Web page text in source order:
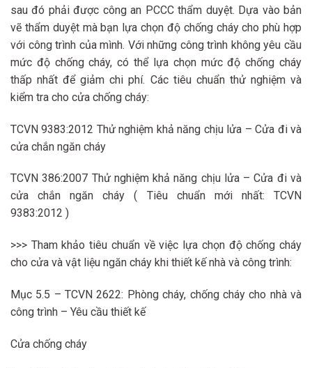
sau đó phải được công an PCCC thẩm duyệt. Dựa vào bản
vẽ thẩm duyệt mà bạn lựa chọn độ chống cháy cho phù hợp
với công trình của mình. Với những công trình không yêu cầu
mức độ chống cháy, có thể lựa chọn mức độ chống cháy
thấp nhất để giảm chi phí. Các tiêu chuẩn thử nghiệm và
kiểm tra cho cửa chống cháy:
TCVN 9383:2012 Thử nghiệm khả năng chịu lửa – Cửa đi và
cửa chắn ngăn cháy
TCVN 386:2007 Thử nghiệm khả năng chịu lửa – Cửa đi và
cửa chắn ngăn cháy ( Tiêu chuẩn mới nhất: TCVN
9383:2012 )
>>> Tham khảo tiêu chuẩn về việc lựa chọn độ chống cháy
cho cửa và vật liệu ngăn cháy khi thiết kế nhà và công trình:
Mục 5.5 – TCVN 2622: Phòng cháy, chống cháy cho nhà và
công trình – Yêu cầu thiết kế
Cửa chống cháy